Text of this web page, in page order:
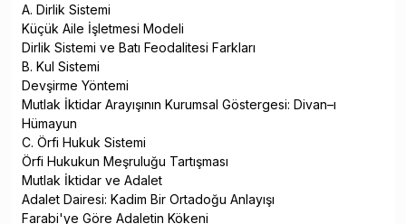
A. Dirlik Sistemi
Küçük Aile İşletmesi Modeli
Dirlik Sistemi ve Batı Feodalitesi Farkları
B. Kul Sistemi
Devşirme Yöntemi
Mutlak İktidar Arayışının Kurumsal Göstergesi: Divan–ı
Hümayun
C. Örfi Hukuk Sistemi
Örfi Hukukun Meşruluğu Tartışması
Mutlak İktidar ve Adalet
Adalet Dairesi: Kadim Bir Ortadoğu Anlayışı
Farabi'ye Göre Adaletin Kökeni